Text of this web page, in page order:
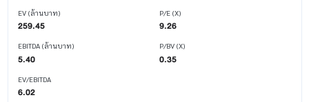
EV (ล้านบาท)
259.45
EBITDA (ล้านบาท)
5.40
EV/EBITDA
6.02
P/E (X)
9.26
P/BV (X)
0.35